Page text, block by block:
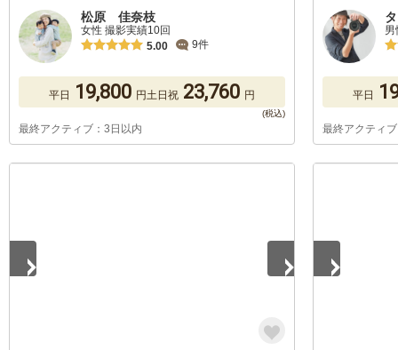
松原 佳奈枝
女性 撮影実績10回
5.00
9件
平日 19,800 円土日祝 23,760 円
最終アクティブ：3日以内
平日
最終アクティ